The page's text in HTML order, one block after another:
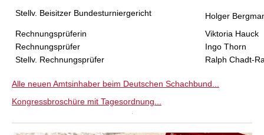
Stellv. Beisitzer Bundesturniergericht
Holger
Rechnungsprüferin
Viktoria Hauck
Rechnungsprüfer
Ingo Thorn
Stellv. Rechnungsprüfer
Ralph Chadt-
Alle neuen Amtsinhaber beim Deutschen Schachbund...
Kongressbroschüre mit Tagesordnung...